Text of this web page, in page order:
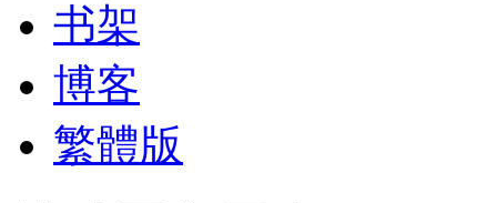
书架
博客
繁體版